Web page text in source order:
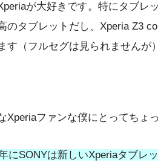
が大好きです。特にタブレ
のタブレットだし、Xperia Z3
す（フルセグは見られませんが
Xperiaファンな僕にとってちょ
にSONYは新しいXperiaタブレ